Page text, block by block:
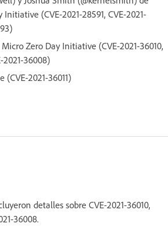
(CVE-2021-28591, CVE-2021-
Zero Day Initiative (CVE-2021-36010,
2021-36008)
2021-36011)
detalles sobre CVE-2021-36010,
36008.